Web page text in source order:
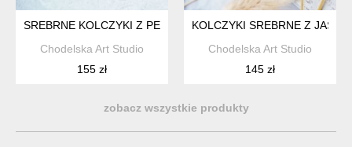
SREBRNE KOLCZYKI Z PERŁAMI W ŻYWICY
Chodelska Art Studio
155 zł
KOLCZYKI SREBRNE Z
Chodelska Art Studio
145 zł
zobacz wszystkie produkty